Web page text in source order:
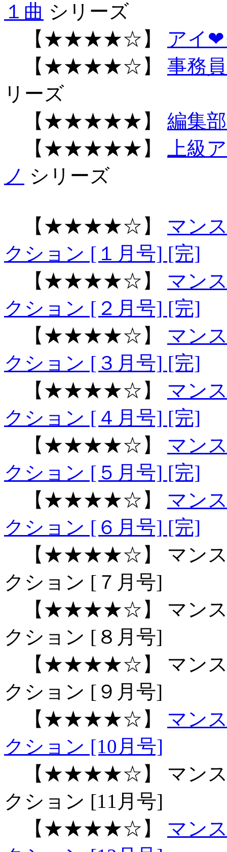
１曲 シリーズ
【★★★★☆】 アイ
【★★★★☆】 事務
リーズ
【★★★★★】 編集
【★★★★★】
上級
ノ シリーズ
【★★★★☆】 マン
クション [１月号] [完]
【★★★★☆】 マン
クション [２月号] [完]
【★★★★☆】 マン
クション [３月号] [完]
【★★★★☆】 マン
クション [４月号] [完]
【★★★★☆】 マン
クション [５月号] [完]
【★★★★☆】 マン
クション [６月号] [完]
【★★★★☆】 マンス
クション [７月号]
【★★★★☆】 マンス
クション [８月号]
【★★★★☆】 マンス
クション [９月号]
【★★★★☆】 マン
クション [10月号]
【★★★★☆】 マンス
クション [11月号]
【★★★★☆】 マン